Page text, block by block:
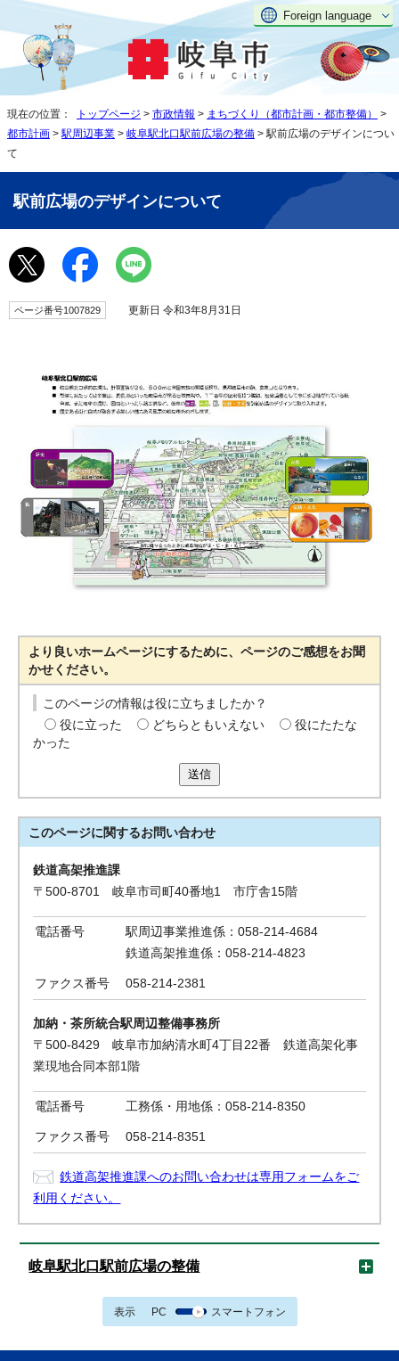
Foreign language
現在の位置： トップページ > 市政情報 > まちづくり（都市計画・都市整備）
>
都市計画 > 駅周辺事業 > 岐阜駅北口駅前広場の整備 > 駅前広場のデザインについ
て
駅前広場のデザインについて
ページ番号1007829 更新日 令和3年8月31日
より良いホームページにするために、ページのご感想をお聞
かせください。
このページの情報は役に立ちましたか？
役に立った
どちらともいえない
役にたたな
かった
送信
このページに関するお問い合わせ
鉄道高架推進課
〒500-8701 岐阜市司町40番地1 市庁舎15階
電話番号
駅周辺事業推進係：058-214-4684
鉄道高架推進係：058-214-4823
ファクス番号 058-214-2381
加納・茶所統合駅周辺整備事務所
〒500-8429 岐阜市加納清水町4丁目22番 鉄道高架化事
業現地合同本部1階
電話番号 工務係・用地係：058-214-8350
ファクス番号 058-214-8351
鉄道高架推進課へのお問い合わせは専用フォームをご
利用ください。
岐阜駅北口駅前広場の整備
表示 PC スマートフォン